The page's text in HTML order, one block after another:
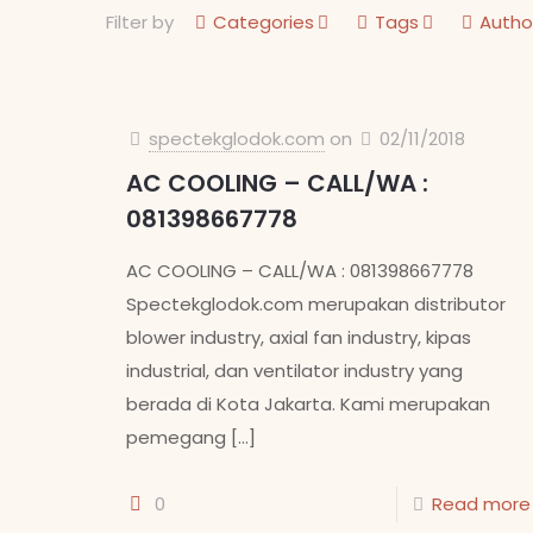
Filter by Categories Tags
spectekglodok.com on 02/11/2018
AC COOLING – CALL/WA :
081398667778
AC COOLING – CALL/WA : 081398667778
Spectekglodok.com merupakan distributor
blower industry, axial fan industry, kipas
industrial, dan ventilator industry yang
berada di Kota Jakarta. Kami merupakan
pemegang […]
0 Read more